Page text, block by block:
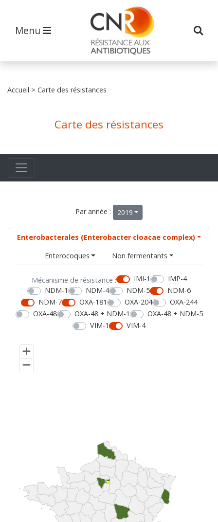
Menu
Accueil > Carte des résistances
Carte des résistances
Par année : 2019
Enterobacterales (Enterobacter cloacae complex)
Enterocoques
Non fermentants
Mécanisme de résistance : IMI-1
IMP-4
NDM-1
NDM-4 NDM-5
NDM-6
NDM-7
OXA-181 OXA-204
OXA-244
OXA-48
OXA-48 + NDM-1
OXA-48 + NDM-5
VIM-1
VIM-4